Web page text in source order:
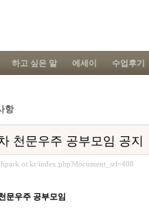
하고 싶은 말 에세이 수업후기
항
천문우주 공부모임 공지
index.php?document_srl=408
문우주 공부모임